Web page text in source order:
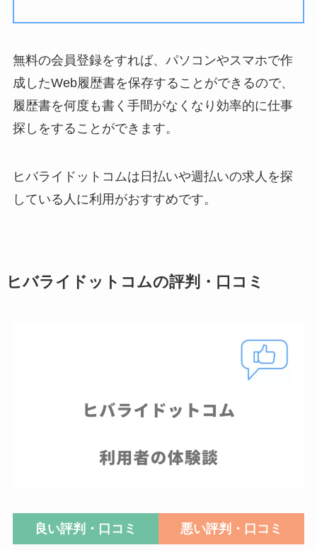
無料の会員登録をすれば、パソコンやスマホで作
成したWeb履歴書を保存することができるので、
履歴書を何度も書く手間がなくなり効率的に仕事
探しをすることができます。
ヒバライドットコムは日払いや週払いの求人を探
している人に利用がおすすめです。
ヒバライドットコムの評判・口コミ
良い評判・口コミ 悪い評判・口コミ